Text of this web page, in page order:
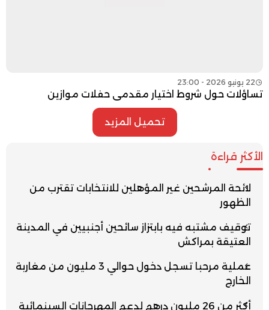
22 يونيو 2026 - 23:00
تساؤلات حول شروط اختيار مقدمي حفلات موازين
تحميل المزيد
الأكثر قراءة
لائحة المرشحين غير المؤهلين للانتخابات تقترب من
الظهور
توقيف مشتبه فيه بابتزاز سائحين أجنبيين في المدينة
العتيقة بمراكش
عملية مرحبا تسجل دخول حوالي 3 مليون من مغاربة
الخارج
أكثر من 26 مليون درهم لدعم المهرجانات السينمائية